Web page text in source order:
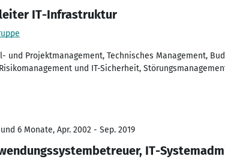
IT-Infrastruktur
und Projektmanagement, Technisches Management,
und IT-Sicherheit,
und 6 Monate, Apr. 2002 - Sep. 2019
IT-